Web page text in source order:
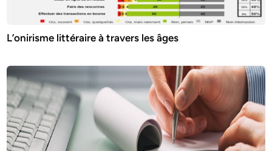
L’onirisme littéraire à travers les âges